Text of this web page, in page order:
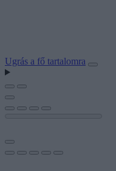
Ugrás a fő tartalomra